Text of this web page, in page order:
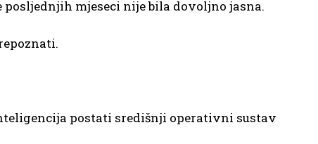
mjeseci nije bila dovoljno jasna.
postati središnji operativni sustav